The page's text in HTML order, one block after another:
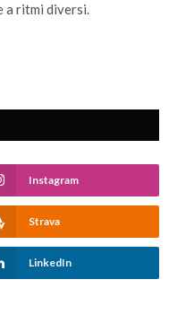
a ritmi diversi.
Instagram
Strava
LinkedIn